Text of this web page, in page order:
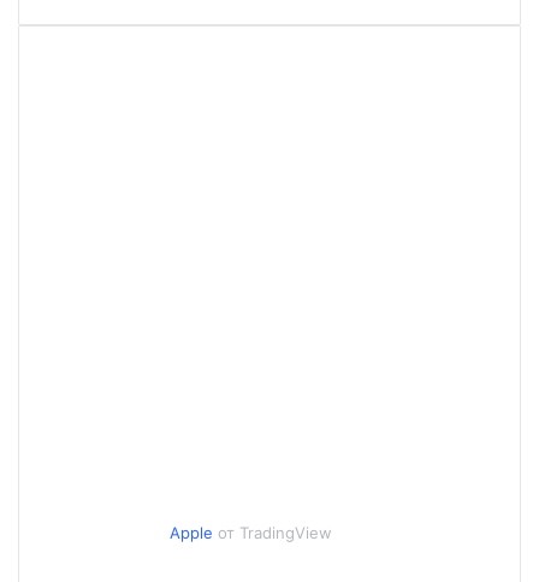
Apple от TradingView